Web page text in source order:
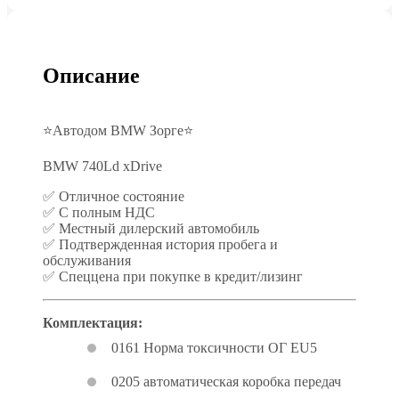
Описание
⭐Автодом BMW Зорге⭐
BMW 740Ld xDrive
✅ Отличное состояние
✅ С полным НДС
✅ Местный дилерский автомобиль
✅ Подтвержденная история пробега и
обслуживания
✅ Спеццена при покупке в кредит/лизинг
Комплектация:
0161 Норма токсичности ОГ EU5
0205 автоматическая коробка передач